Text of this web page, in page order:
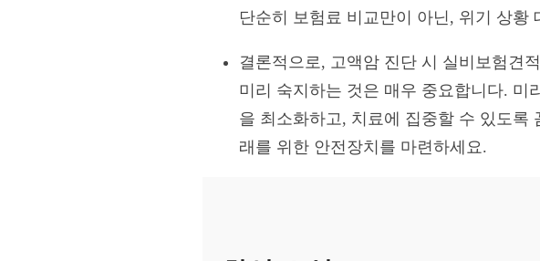
단순히 보험료 비교만이 아닌, 위기 상황
결론적으로, 고액암 진단 시 실비보험견
미리 숙지하는 것은 매우 중요합니다. 미
을 최소화하고, 치료에 집중할 수 있도록
래를 위한 안전장치를 마련하세요.